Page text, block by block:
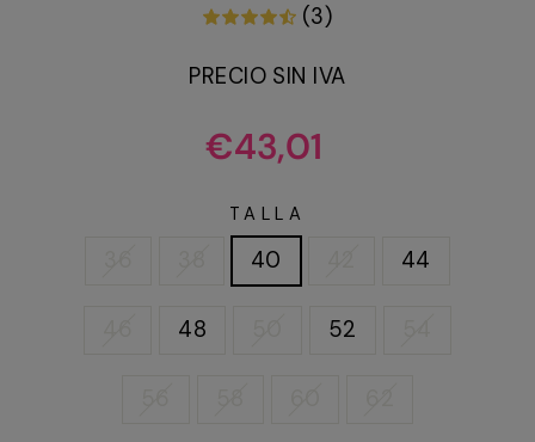
(3)
PRECIO SIN IVA
Precio
habitual
€43,01
TALLA
40 44
48 52